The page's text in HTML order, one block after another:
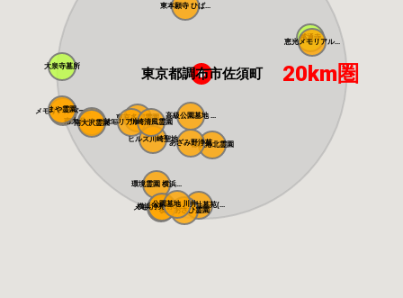
感通寺
恵光メモリアル...
東本願寺 ひば...
メモリアルパー...
東京多摩霊園
メモリアルフォ...
南大沢バードヒ...
南大沢霊園
まや霊園
大泉寺墓所
環境霊園 横浜...
都筑港北霊園
朝陽の杜墓苑(...
メモリアルサン...
横浜あさひ霊園
横浜浄苑 ふれ...
あざみ野浄苑
ヒルズ川崎聖地
川崎清風霊園
高級公園墓地 ...
公園墓地 川井...
東京都調布市佐須町 20km圏